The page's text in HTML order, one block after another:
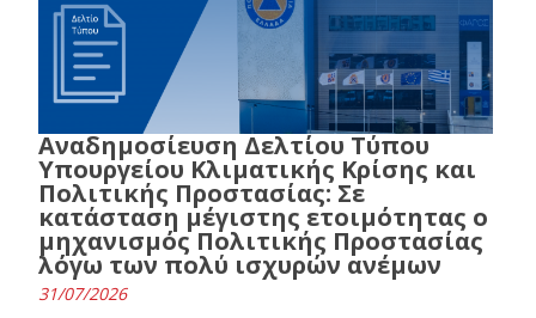
Αναδημοσίευση Δελτίου Τύπου
Υπουργείου Κλιματικής Κρίσης και
Πολιτικής Προστασίας: Σε
κατάσταση μέγιστης ετοιμότητας ο
μηχανισμός Πολιτικής Προστασίας
λόγω των πολύ ισχυρών ανέμων
31/07/2026